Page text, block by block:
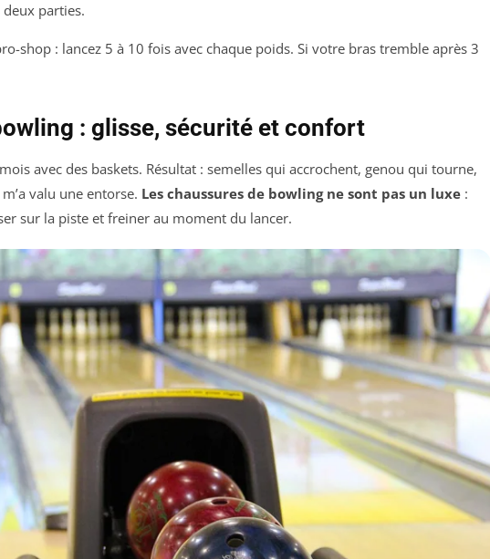
parties.
shop : lancez 5 à 10 fois avec chaque poids. Si votre bras tremble après 3
: glisse, sécurité et confort
avec des baskets. Résultat : semelles qui accrochent, genou qui tourne,
valu une entorse. Les chaussures de bowling ne sont pas un luxe :
sur la piste et freiner au moment du lancer.